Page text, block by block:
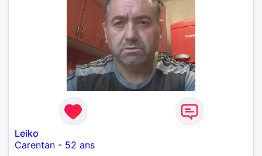
Leiko
Carentan - 52 ans